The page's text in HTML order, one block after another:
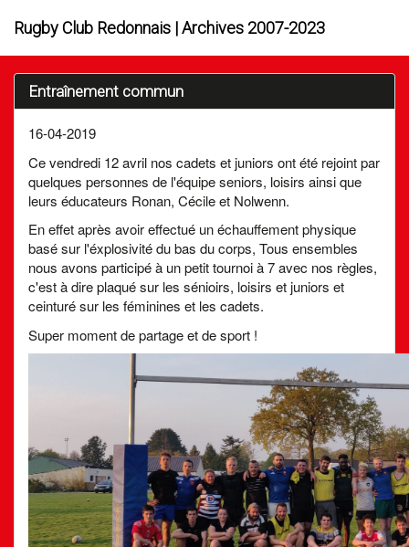
Rugby Club Redonnais | Archives 2007-2023
Entraînement commun
16-04-2019
Ce vendredi 12 avril nos cadets et juniors ont été rejoint par
quelques personnes de l'équipe seniors, loisirs ainsi que
leurs éducateurs Ronan, Cécile et Nolwenn.
En effet après avoir effectué un échauffement physique
basé sur l'éxplosivité du bas du corps, Tous ensembles
nous avons participé à un petit tournoi à 7 avec nos règles,
c'est à dire plaqué sur les sénioirs, loisirs et juniors et
ceinturé sur les féminines et les cadets.
Super moment de partage et de sport !